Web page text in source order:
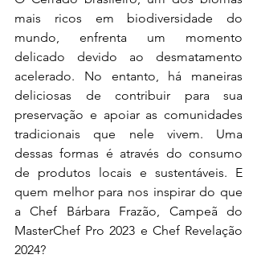
mais ricos em biodiversidade do
mundo, enfrenta um momento
delicado devido ao desmatamento
acelerado. No entanto, há maneiras
deliciosas de contribuir para sua
preservação e apoiar as comunidades
tradicionais que nele vivem. Uma
dessas formas é através do consumo
de produtos locais e sustentáveis. E
quem melhor para nos inspirar do que
a Chef Bárbara Frazão, Campeã do
MasterChef Pro 2023 e Chef Revelação
2024?